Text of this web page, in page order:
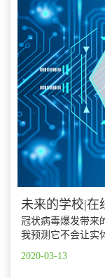
未来的学校|在
冠状病毒爆发带来
我预测它不会让实
2020-03-13